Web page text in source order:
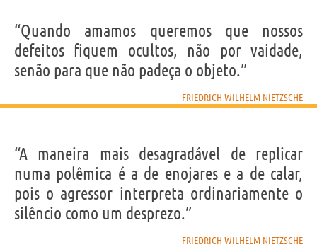
Personagens relacionados por PROFISSÃO CONTEÚDOS
“Quando amamos queremos que nossos
defeitos fiquem ocultos, não por vaidade,
senão para que não padeça o objeto.”
FRIEDRICH WILHELM NIETZSCHE
“A maneira mais desagradável de replicar
numa polêmica é a de enojares e a de calar,
pois o agressor interpreta ordinariamente o
silêncio como um desprezo.”
FRIEDRICH WILHELM NIETZSCHE